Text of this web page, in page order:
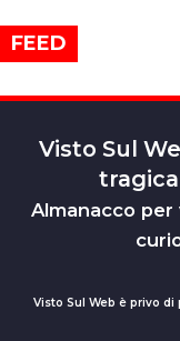
FEED
Visto Sul
Almanacco
Visto Sul Web è privo